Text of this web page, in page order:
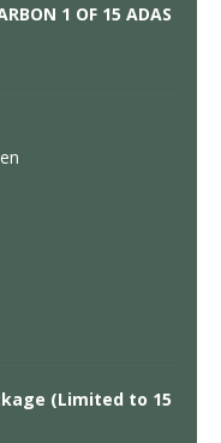
1 OF 15 ADAS
(Limited to 15